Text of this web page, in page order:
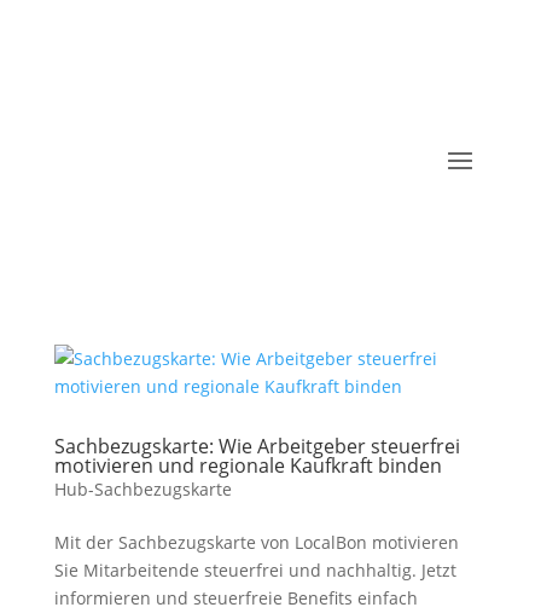
Sachbezugskarte: Wie Arbeitgeber steuerfrei
motivieren und regionale Kaufkraft binden
Hub-Sachbezugskarte
Mit der Sachbezugskarte von LocalBon motivieren
Sie Mitarbeitende steuerfrei und nachhaltig. Jetzt
informieren und steuerfreie Benefits einfach